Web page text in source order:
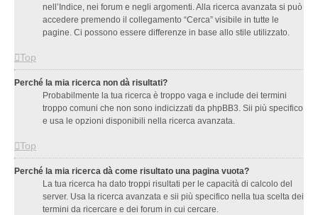
nell’Indice, nei forum e negli argomenti. Alla ricerca avanzata si può
accedere premendo il collegamento “Cerca” visibile in tutte le
pagine. Ci possono essere differenze in base allo stile utilizzato.
Top
Perché la mia ricerca non dà risultati?
Probabilmente la tua ricerca è troppo vaga e include dei termini
troppo comuni che non sono indicizzati da phpBB3. Sii più specifico
e usa le opzioni disponibili nella ricerca avanzata.
Top
Perché la mia ricerca dà come risultato una pagina vuota?
La tua ricerca ha dato troppi risultati per le capacità di calcolo del
server. Usa la ricerca avanzata e sii più specifico nella tua scelta dei
termini da ricercare e dei forum in cui cercare.